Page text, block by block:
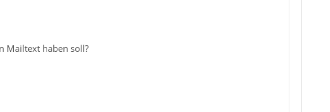
Mailtext haben soll?